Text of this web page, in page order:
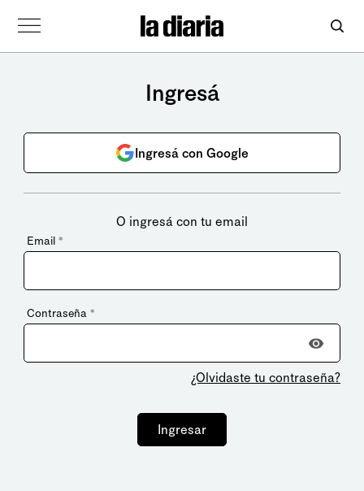
Ingresá
Ingresá con Google
O ingresá con tu email
Email *
Contraseña *
¿Olvidaste tu contraseña?
Ingresar